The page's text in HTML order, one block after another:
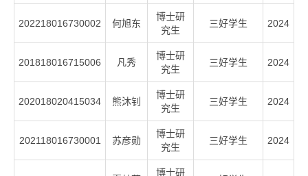
202218016730002 何旭东
博士研
究生
三好学生 2024
201818016715006 凡秀
博士研
究生
三好学生 2024
202018020415034 熊沐钊
博士研
究生
三好学生 2024
202118016730001 苏彦勋
博士研
究生
三好学生 2024
博士研